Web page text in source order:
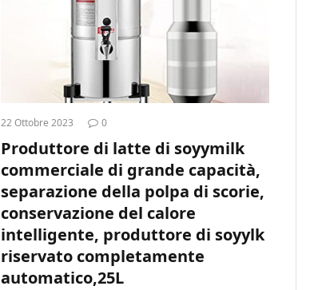
22 Ottobre 2023 0
Produttore di latte di soyymilk
commerciale di grande capacità,
separazione della polpa di scorie,
conservazione del calore
intelligente, produttore di soyylk
riservato completamente
automatico,25L